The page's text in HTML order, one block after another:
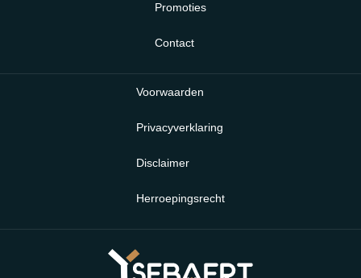
Promoties
Contact
Voorwaarden
Privacyverklaring
Disclaimer
Herroepingsrecht